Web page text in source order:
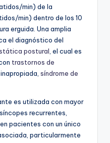
min) de la
min) dentro de los 10
erguida. Una amplia
el diagnóstico del
postural , el cual es
trastornos de
inapropiada, síndrome de
es utilizada con mayor
recurrentes,
pacientes con un único
particularmente